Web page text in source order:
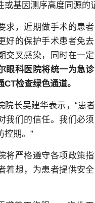
或基因测序高度同源的
求，近期做手术的患
好的保护手术患者免
交叉感染，同时在一
眼科医院将统一为急
检查绿色通道。
院长吴建华表示，“患
我们的信任。我们必
控期。”
将严格遵守各项政策
着想，为患者提供安